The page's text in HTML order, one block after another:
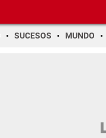
SUCESOS MUNDO